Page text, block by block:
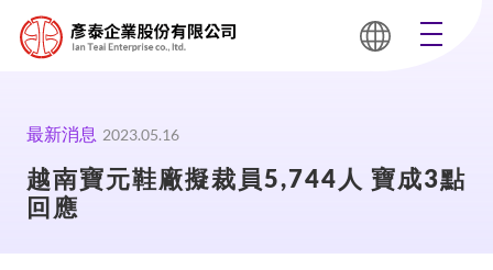
最新消息 2023.05.16
越南寶元鞋廠擬裁員5,744人 寶成3點
回應